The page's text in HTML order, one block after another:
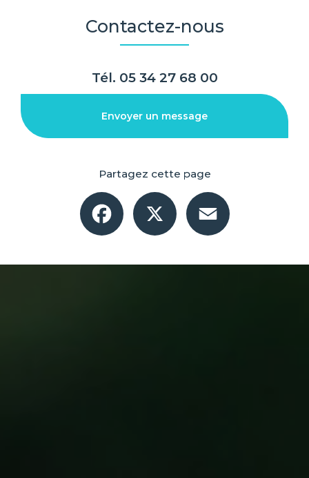
Contactez-nous
Tél. 05 34 27 68 00
Envoyer un message
Partagez cette page
Facebook